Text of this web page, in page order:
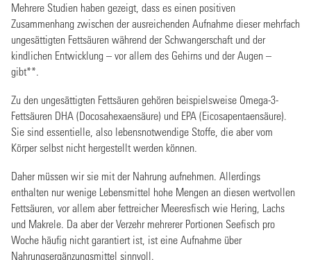
Mehrere Studien haben gezeigt, dass es einen positiven
Zusammenhang zwischen der ausreichenden Aufnahme dieser mehrfach
ungesättigten Fettsäuren während der Schwangerschaft und der
kindlichen Entwicklung – vor allem des Gehirns und der Augen –
gibt**.
Zu den ungesättigten Fettsäuren gehören beispielsweise Omega-3-
Fettsäuren DHA (Docosahexaensäure) und EPA (Eicosapentaensäure).
Sie sind essentielle, also lebensnotwendige Stoffe, die aber vom
Körper selbst nicht hergestellt werden können.
Daher müssen wir sie mit der Nahrung aufnehmen. Allerdings
enthalten nur wenige Lebensmittel hohe Mengen an diesen wertvollen
Fettsäuren, vor allem aber fettreicher Meeresfisch wie Hering, Lachs
und Makrele. Da aber der Verzehr mehrerer Portionen Seefisch pro
Woche häufig nicht garantiert ist, ist eine Aufnahme über
Nahrungsergänzungsmittel sinnvoll.